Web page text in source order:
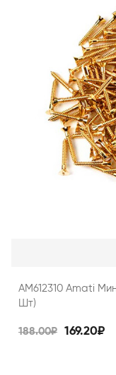
AM612310 Amati
Шт)
188.00₽ 169.20₽